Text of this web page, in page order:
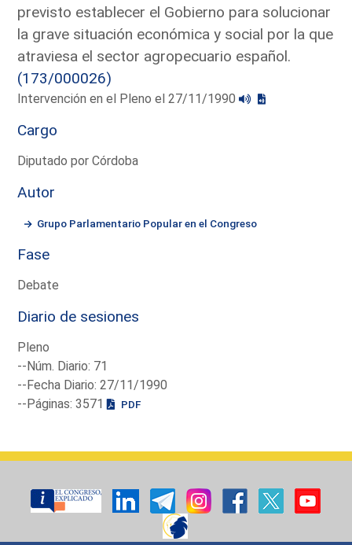
previsto establecer el Gobierno para solucionar
la grave situación económica y social por la que
atraviesa el sector agropecuario español.
(173/000026)
Intervención en el Pleno el 27/11/1990
Cargo
Diputado por Córdoba
Autor
Grupo Parlamentario Popular en el Congreso
Fase
Debate
Diario de sesiones
Pleno
--Núm. Diario: 71
--Fecha Diario: 27/11/1990
--Páginas: 3571
PDF